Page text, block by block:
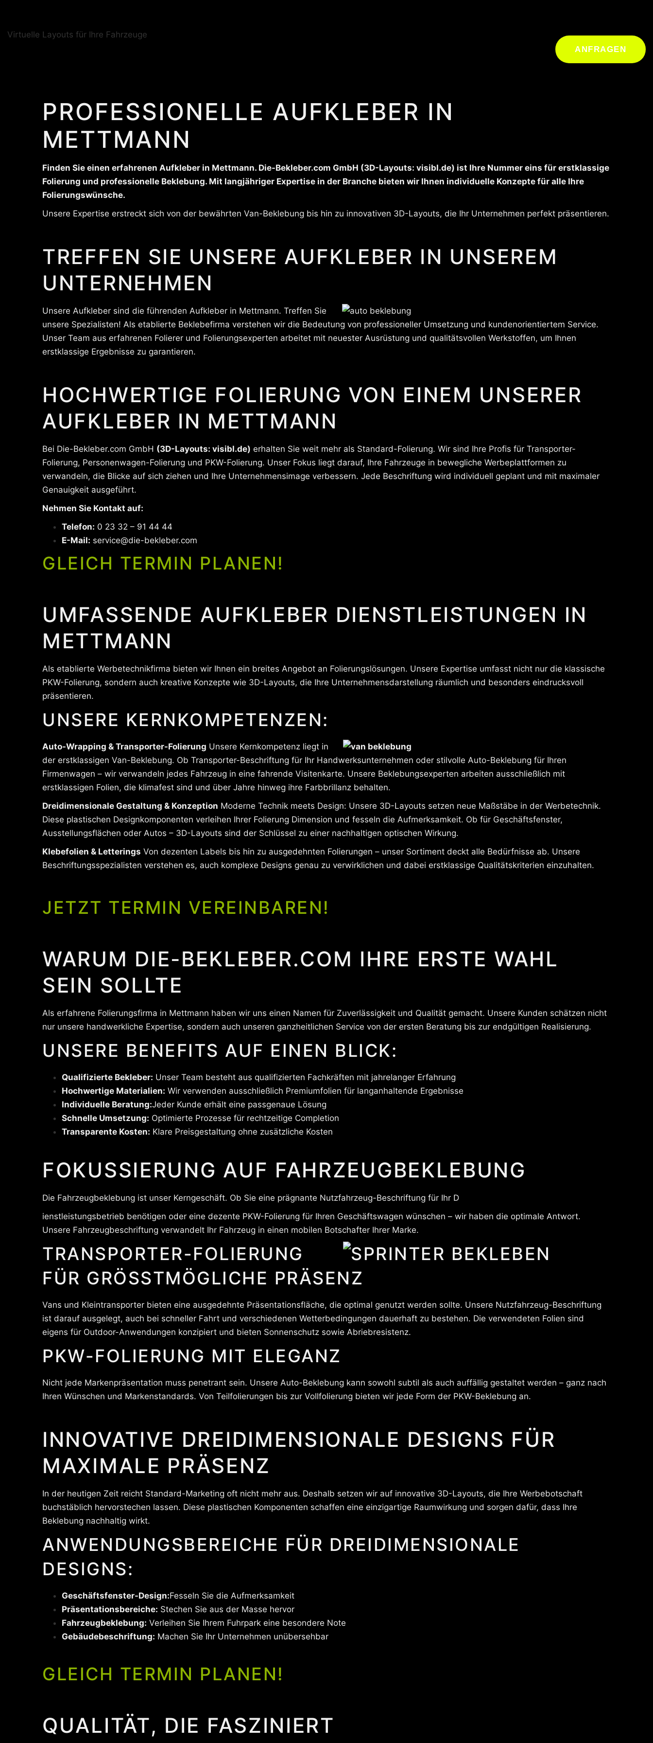
Virtuelle Layouts für Ihre Fahrzeuge
ANFRAGEN
PROFESSIONELLE AUFKLEBER IN
METTMANN
Finden Sie einen erfahrenen Aufkleber in Mettmann. Die-Bekleber.com GmbH (3D-Layouts: visibl.de) ist Ihre Nummer eins für erstklassige
Folierung und professionelle Beklebung. Mit langjähriger Expertise in der Branche bieten wir Ihnen individuelle Konzepte für alle Ihre
Folierungswünsche.
Unsere Expertise erstreckt sich von der bewährten Van-Beklebung bis hin zu innovativen 3D-Layouts, die Ihr Unternehmen perfekt präsentieren.
TREFFEN SIE UNSERE AUFKLEBER IN UNSEREM
UNTERNEHMEN
Unsere Aufkleber sind die führenden Aufkleber in Mettmann. Treffen Sie
unsere Spezialisten! Als etablierte Beklebefirma verstehen wir die Bedeutung von professioneller Umsetzung und kundenorientiertem Service.
Unser Team aus erfahrenen Folierer und Folierungsexperten arbeitet mit neuester Ausrüstung und qualitätsvollen Werkstoffen, um Ihnen
erstklassige Ergebnisse zu garantieren.
HOCHWERTIGE FOLIERUNG VON EINEM UNSERER
AUFKLEBER IN METTMANN
Bei Die-Bekleber.com GmbH (3D-Layouts: visibl.de) erhalten Sie weit mehr als Standard-Folierung. Wir sind Ihre Profis für Transporter-
Folierung, Personenwagen-Folierung und PKW-Folierung. Unser Fokus liegt darauf, Ihre Fahrzeuge in bewegliche Werbeplattformen zu
verwandeln, die Blicke auf sich ziehen und Ihre Unternehmensimage verbessern. Jede Beschriftung wird individuell geplant und mit maximaler
Genauigkeit ausgeführt.
Nehmen Sie Kontakt auf:
Telefon: 0 23 32 – 91 44 44
E-Mail: service@die-bekleber.com
GLEICH TERMIN PLANEN!
UMFASSENDE AUFKLEBER DIENSTLEISTUNGEN IN
METTMANN
Als etablierte Werbetechnikfirma bieten wir Ihnen ein breites Angebot an Folierungslösungen. Unsere Expertise umfasst nicht nur die klassische
PKW-Folierung, sondern auch kreative Konzepte wie 3D-Layouts, die Ihre Unternehmensdarstellung räumlich und besonders eindrucksvoll
präsentieren.
UNSERE KERNKOMPETENZEN:
Auto-Wrapping & Transporter-Folierung Unsere Kernkompetenz liegt in
der erstklassigen Van-Beklebung. Ob Transporter-Beschriftung für Ihr Handwerksunternehmen oder stilvolle Auto-Beklebung für Ihren
Firmenwagen – wir verwandeln jedes Fahrzeug in eine fahrende Visitenkarte. Unsere Beklebungsexperten arbeiten ausschließlich mit
erstklassigen Folien, die klimafest sind und über Jahre hinweg ihre Farbbrillanz behalten.
Dreidimensionale Gestaltung & Konzeption Moderne Technik meets Design: Unsere 3D-Layouts setzen neue Maßstäbe in der Werbetechnik.
Diese plastischen Designkomponenten verleihen Ihrer Folierung Dimension und fesseln die Aufmerksamkeit. Ob für Geschäftsfenster,
Ausstellungsflächen oder Autos – 3D-Layouts sind der Schlüssel zu einer nachhaltigen optischen Wirkung.
Klebefolien & Letterings Von dezenten Labels bis hin zu ausgedehnten Folierungen – unser Sortiment deckt alle Bedürfnisse ab. Unsere
Beschriftungsspezialisten verstehen es, auch komplexe Designs genau zu verwirklichen und dabei erstklassige Qualitätskriterien einzuhalten.
JETZT TERMIN VEREINBAREN!
WARUM DIE-BEKLEBER.COM IHRE ERSTE WAHL
SEIN SOLLTE
Als erfahrene Folierungsfirma in Mettmann haben wir uns einen Namen für Zuverlässigkeit und Qualität gemacht. Unsere Kunden schätzen nicht
nur unsere handwerkliche Expertise, sondern auch unseren ganzheitlichen Service von der ersten Beratung bis zur endgültigen Realisierung.
UNSERE BENEFITS AUF EINEN BLICK:
Qualifizierte Bekleber: Unser Team besteht aus qualifizierten Fachkräften mit jahrelanger Erfahrung
Hochwertige Materialien: Wir verwenden ausschließlich Premiumfolien für langanhaltende Ergebnisse
Individuelle Beratung:Jeder Kunde erhält eine passgenaue Lösung
Schnelle Umsetzung: Optimierte Prozesse für rechtzeitige Completion
Transparente Kosten: Klare Preisgestaltung ohne zusätzliche Kosten
FOKUSSIERUNG AUF FAHRZEUGBEKLEBUNG
Die Fahrzeugbeklebung ist unser Kerngeschäft. Ob Sie eine prägnante Nutzfahrzeug-Beschriftung für Ihr D
ienstleistungsbetrieb benötigen oder eine dezente PKW-Folierung für Ihren Geschäftswagen wünschen – wir haben die optimale Antwort.
Unsere Fahrzeugbeschriftung verwandelt Ihr Fahrzeug in einen mobilen Botschafter Ihrer Marke.
TRANSPORTER-FOLIERUNG
FÜR GRÖSSTMÖGLICHE PRÄSENZ
Vans und Kleintransporter bieten eine ausgedehnte Präsentationsfläche, die optimal genutzt werden sollte. Unsere Nutzfahrzeug-Beschriftung
ist darauf ausgelegt, auch bei schneller Fahrt und verschiedenen Wetterbedingungen dauerhaft zu bestehen. Die verwendeten Folien sind
eigens für Outdoor-Anwendungen konzipiert und bieten Sonnenschutz sowie Abriebresistenz.
PKW-FOLIERUNG MIT ELEGANZ
Nicht jede Markenpräsentation muss penetrant sein. Unsere Auto-Beklebung kann sowohl subtil als auch auffällig gestaltet werden – ganz nach
Ihren Wünschen und Markenstandards. Von Teilfolierungen bis zur Vollfolierung bieten wir jede Form der PKW-Beklebung an.
INNOVATIVE DREIDIMENSIONALE DESIGNS FÜR
MAXIMALE PRÄSENZ
In der heutigen Zeit reicht Standard-Marketing oft nicht mehr aus. Deshalb setzen wir auf innovative 3D-Layouts, die Ihre Werbebotschaft
buchstäblich hervorstechen lassen. Diese plastischen Komponenten schaffen eine einzigartige Raumwirkung und sorgen dafür, dass Ihre
Beklebung nachhaltig wirkt.
ANWENDUNGSBEREICHE FÜR DREIDIMENSIONALE
DESIGNS:
Geschäftsfenster-Design:Fesseln Sie die Aufmerksamkeit
Präsentationsbereiche: Stechen Sie aus der Masse hervor
Fahrzeugbeklebung: Verleihen Sie Ihrem Fuhrpark eine besondere Note
Gebäudebeschriftung: Machen Sie Ihr Unternehmen unübersehbar
GLEICH TERMIN PLANEN!
QUALITÄT, DIE FASZINIERT